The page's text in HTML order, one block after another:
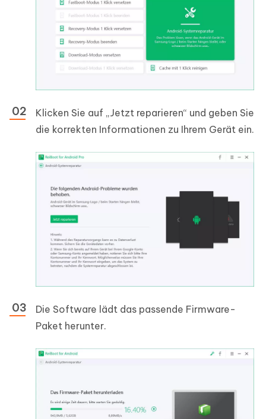
Klicken Sie auf „Jetzt reparieren“ und geben Sie
die korrekten Informationen zu Ihrem Gerät ein.
Die Software lädt das passende Firmware-
Paket herunter.